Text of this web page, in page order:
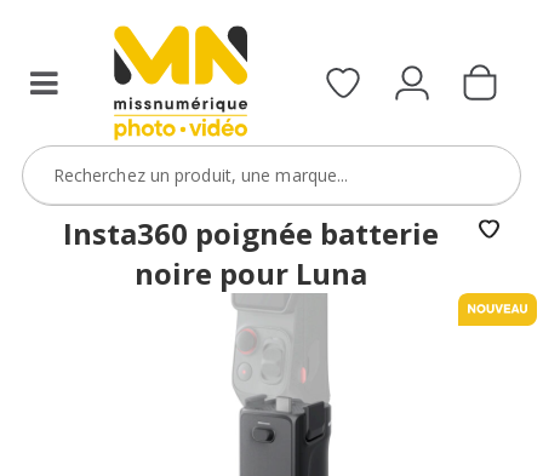
Insta360 poignée batterie
noire pour Luna